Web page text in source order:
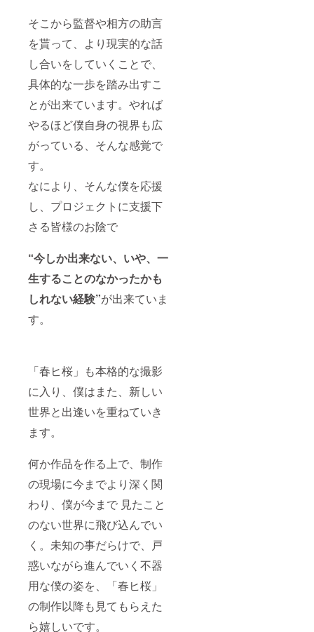
そこから監督や相方の助言
を貰って、より現実的な話
し合いをしていくことで、
具体的な一歩を踏み出すこ
とが出来ています。やれば
やるほど僕自身の視界も広
がっている、そんな感覚で
す。
なにより、そんな僕を応援
し、プロジェクトに支援下
さる皆様のお陰で
“今しか出来ない、いや、一
生することのなかったかも
しれない経験”が出来ていま
す。
「春ヒ桜」も本格的な撮影
に入り、僕はまた、新しい
世界と出逢いを重ねていき
ます。
何か作品を作る上で、制作
の現場に今までより深く関
わり、僕が今まで 見たこと
のない世界に飛び込んでい
く。未知の事だらけで、戸
惑いながら進んでいく不器
用な僕の姿を、「春ヒ桜」
の制作以降も見てもらえた
ら嬉しいです。